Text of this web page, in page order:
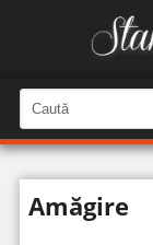
a
u
t
C
a
u
î
n
Amăgire